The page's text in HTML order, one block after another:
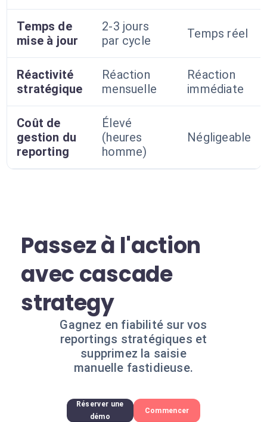
Temps de
mise à jour
2-3 jours
par cycle
Temps réel
Réactivité
stratégique
Réaction
mensuelle
Réaction
immédiate
Coût de
gestion du
reporting
Élevé
(heures
homme)
Négligeable
Passez à l'action
avec cascade
strategy
Gagnez en fiabilité sur vos
reportings stratégiques et
supprimez la saisie
manuelle fastidieuse.
Réserver une
démo
Commencer